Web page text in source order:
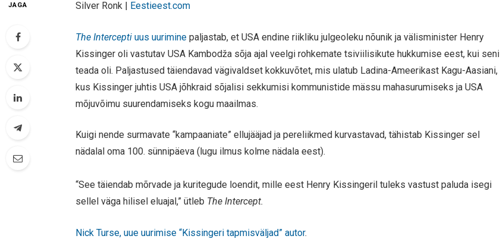
JAGA Silver Ronk | Eestieest.com
The Intercepti uus uurimine paljastab, et USA endine riikliku julgeoleku nõunik ja välisminister Henry
Kissinger oli vastutav USA Kambodža sõja ajal veelgi rohkemate tsiviilisikute hukkumise eest, kui seni
teada oli. Paljastused täiendavad vägivaldset kokkuvõtet, mis ulatub Ladina-Ameerikast Kagu-Aasiani,
kus Kissinger juhtis USA jõhkraid sõjalisi sekkumisi kommunistide mässu mahasurumiseks ja USA
mõjuvõimu suurendamiseks kogu maailmas.
Kuigi nende surmavate “kampaaniate” ellujääjad ja pereliikmed kurvastavad, tähistab Kissinger sel
nädalal oma 100. sünnipäeva (lugu ilmus kolme nädala eest).
“See täiendab mõrvade ja kuritegude loendit, mille eest Henry Kissingeril tuleks vastust paluda isegi
sellel väga hilisel eluajal,” ütleb The Intercept.
Nick Turse, uue uurimise “Kissingeri tapmisväljad” autor.